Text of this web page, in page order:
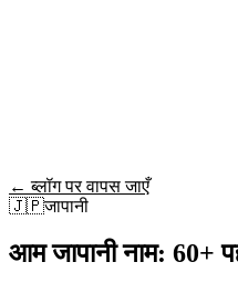
← ब्लॉग पर वापस जाएँ
🇯🇵जापानी
आम जापानी नाम: 60+